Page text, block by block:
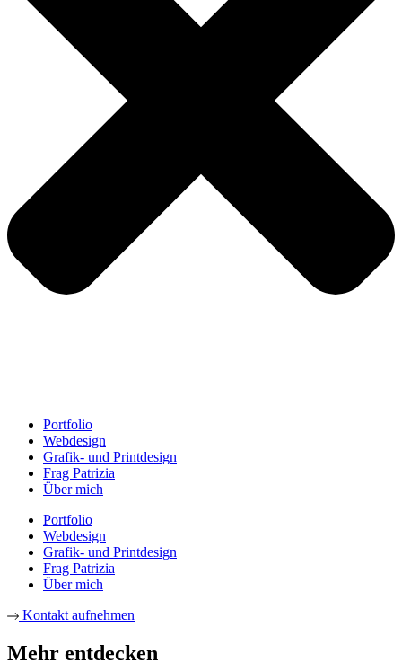
Portfolio
Webdesign
Grafik- und Printdesign
Frag Patrizia
Über mich
Portfolio
Webdesign
Grafik- und Printdesign
Frag Patrizia
Über mich
Kontakt aufnehmen
Mehr entdecken